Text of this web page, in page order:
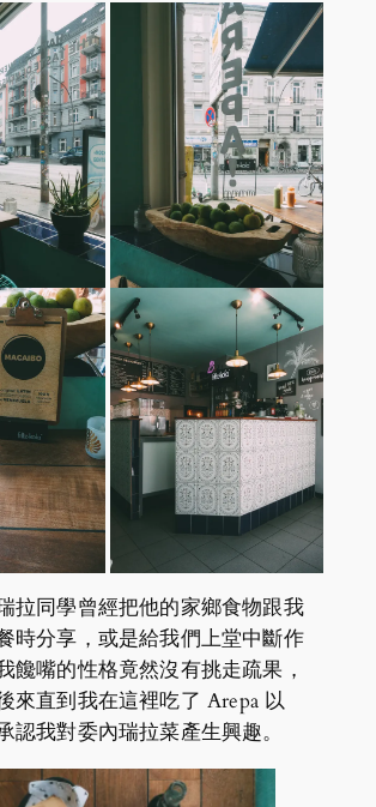
拉同學曾經把他的家鄉食物跟我
時分享，或是給我們上堂中斷作
饞嘴的性格竟然沒有挑走疏果，
來直到我在這裡吃了 Arepa 以
認我對委內瑞拉菜產生興趣。